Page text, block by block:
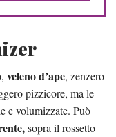
veleno d’ape, zenzero
pizzicore, ma le
e volumizzate. Può
sopra il rossetto